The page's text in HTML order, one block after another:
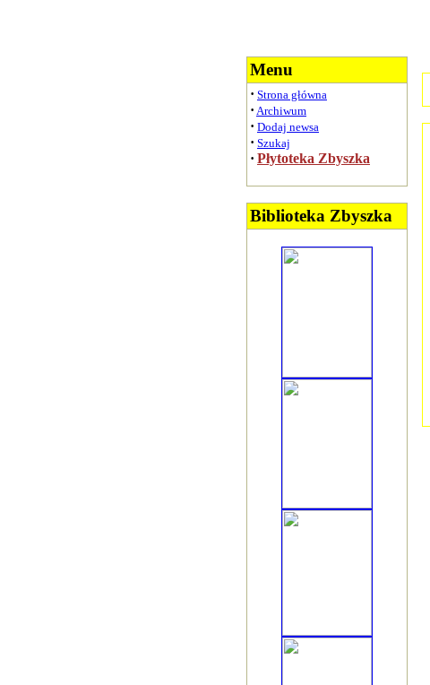
Menu
· Strona główna
· Archiwum
· Dodaj newsa
· Szukaj
· Płytoteka Zbyszka
Biblioteka Zbyszka